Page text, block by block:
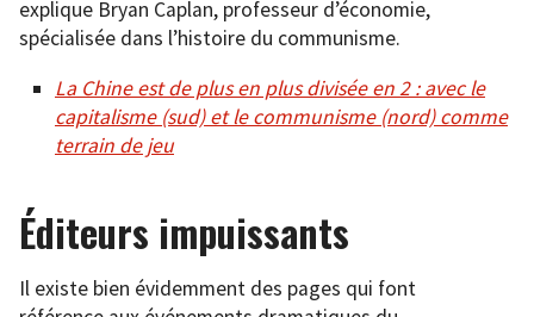
explique Bryan Caplan, professeur d’économie,
spécialisée dans l’histoire du communisme.
La Chine est de plus en plus divisée en 2 : avec le
capitalisme (sud) et le communisme (nord) comme
terrain de jeu
Éditeurs impuissants
Il existe bien évidemment des pages qui font